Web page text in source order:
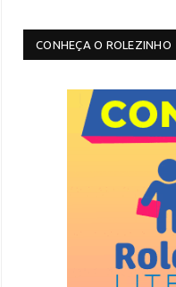
CONHEÇA O ROLEZINHO